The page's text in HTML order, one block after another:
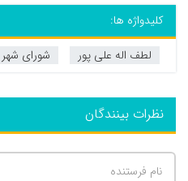
کلیدواژه ها:
لطف اله علی پور
شورای
نظرات بینندگان